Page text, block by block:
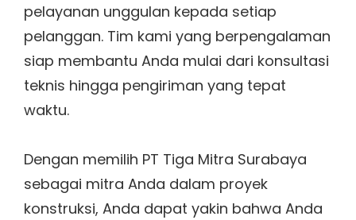
pelayanan unggulan kepada setiap
pelanggan. Tim kami yang berpengalaman
siap membantu Anda mulai dari konsultasi
teknis hingga pengiriman yang tepat
waktu.
Dengan memilih PT Tiga Mitra Surabaya
sebagai mitra Anda dalam proyek
konstruksi, Anda dapat yakin bahwa Anda